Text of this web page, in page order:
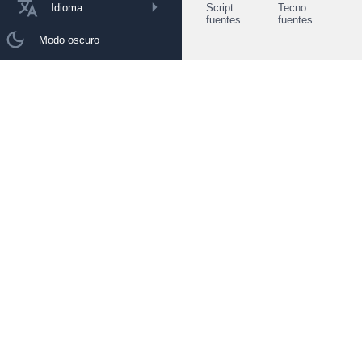
Idioma
Modo oscuro
Script
fuentes
Tecno
fuentes